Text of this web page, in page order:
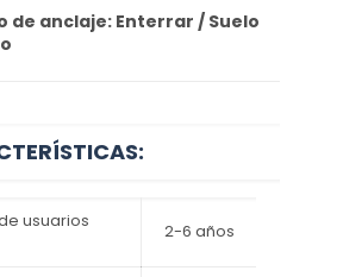
de anclaje: Enterrar / Suelo
usuarios
2-6 años